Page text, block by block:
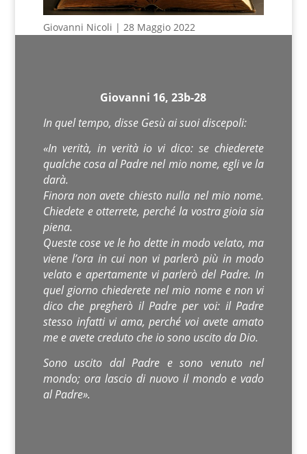
Giovanni Nicoli | 28 Maggio 2022
Giovanni 16, 23b-28
In quel tempo, disse Gesù ai suoi discepoli:
«In verità, in verità io vi dico: se chiederete
qualche cosa al Padre nel mio nome, egli ve la
darà.
Finora non avete chiesto nulla nel mio nome.
Chiedete e otterrete, perché la vostra gioia sia
piena.
Queste cose ve le ho dette in modo velato, ma
viene l’ora in cui non vi parlerò più in modo
velato e apertamente vi parlerò del Padre. In
quel giorno chiederete nel mio nome e non vi
dico che pregherò il Padre per voi: il Padre
stesso infatti vi ama, perché voi avete amato
me e avete creduto che io sono uscito da Dio.
Sono uscito dal Padre e sono venuto nel
mondo; ora lascio di nuovo il mondo e vado
al Padre».